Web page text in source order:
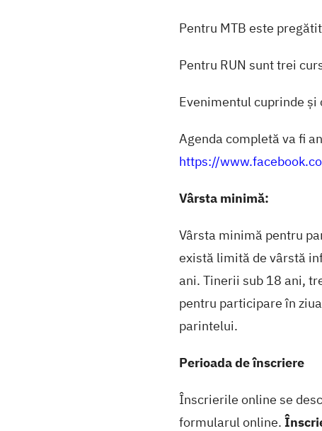
Pentru MTB este
Pentru RUN sunt trei
Evenimentul cuprinde și
Agenda completă va fi
https://
Vârsta minimă:
Vârsta minimă pentru
există limită de vârstă
ani. Tinerii sub 18 ani,
pentru participare în
parintelui.
Perioada de înscriere
Înscrierile online se
formularul online.